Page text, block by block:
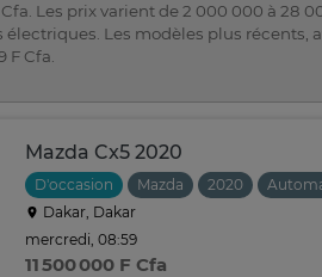
Les prix varient de 2 000 000 à 28
Les modèles plus récents,
F Cfa.
Mazda Cx5 2020
D'occasion Mazda 2020
Dakar, Dakar
mercredi, 08:59
11 500 000 F Cfa